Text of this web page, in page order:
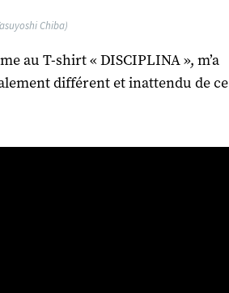
Chiba)
au T-shirt « DISCIPLINA », m’a
différent et inattendu de ce